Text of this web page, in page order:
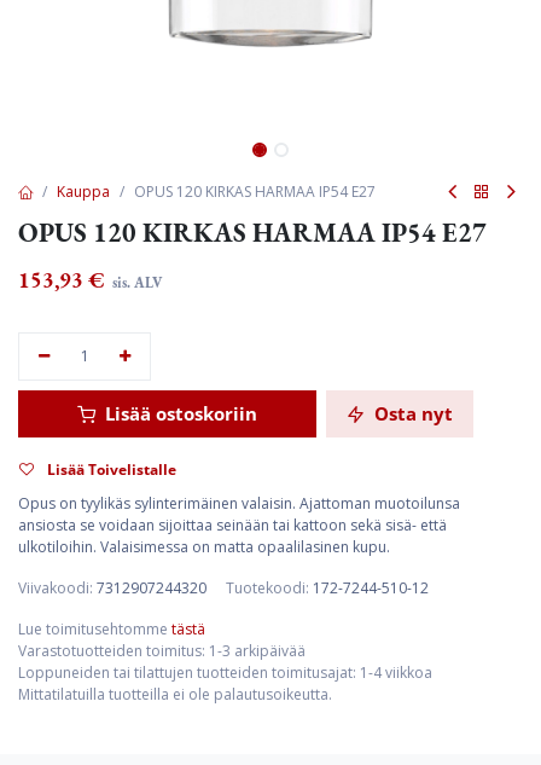
Kauppa OPUS 120 KIRKAS HARMAA IP54 E27
OPUS 120 KIRKAS HARMAA IP54 E27
153,93 € sis. ALV
Lisää ostoskoriin Osta nyt
Lisää Toivelistalle
Opus on tyylikäs sylinterimäinen valaisin. Ajattoman muotoilunsa
ansiosta se voidaan sijoittaa seinään tai kattoon sekä sisä- että
ulkotiloihin. Valaisimessa on matta opaalilasinen kupu.
Viivakoodi: 7312907244320 Tuotekoodi: 172-7244-510-12
Lue toimitusehtomme tästä
Varastotuotteiden toimitus: 1-3 arkipäivää
Loppuneiden tai tilattujen tuotteiden toimitusajat: 1-4 viikkoa
Mittatilatuilla tuotteilla ei ole palautusoikeutta.